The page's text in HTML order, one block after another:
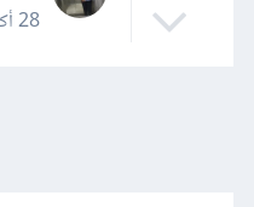
28 أكتوبر 2022